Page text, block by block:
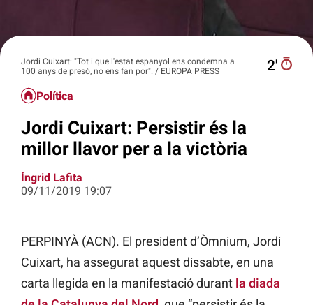
Jordi Cuixart: "Tot i que l'estat espanyol ens condemna a
100 anys de presó, no ens fan por". / EUROPA PRESS
2′
Política
Jordi Cuixart: Persistir és la
millor llavor per a la victòria
Íngrid Lafita
09/11/2019 19:07
PERPINYÀ (ACN). El president d’Òmnium, Jordi
Cuixart, ha assegurat aquest dissabte, en una
carta llegida en la manifestació durant la diada